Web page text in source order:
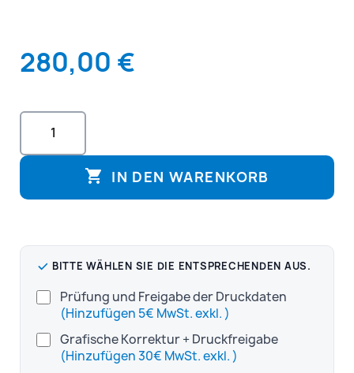
280,00 €
 IN DEN WARENKORB
BITTE WÄHLEN SIE DIE ENTSPRECHENDEN AUS.
Prüfung und Freigabe der Druckdaten
(Hinzufügen 5€ MwSt. exkl. )
Grafische Korrektur + Druckfreigabe
(Hinzufügen 30€ MwSt. exkl. )